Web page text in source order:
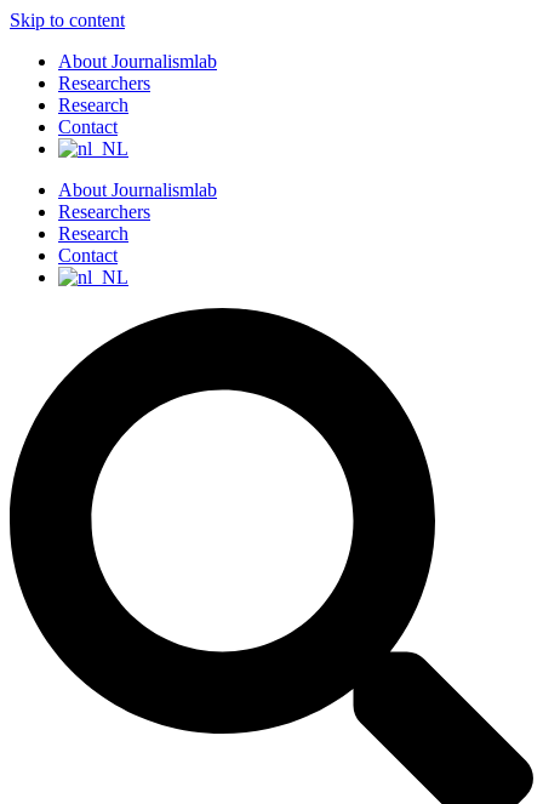
Skip to content
About Journalismlab
Researchers
Research
Contact
About Journalismlab
Researchers
Research
Contact